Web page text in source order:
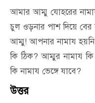
আমার আম্মু যোহরের
চুল ওড়নার পাশ দিয়ে
আম্মু! আপনার নামায
কি ঠিক? আম্মুর নামায
কি নামায ভেঙ্গে যাবে?
উত্তর